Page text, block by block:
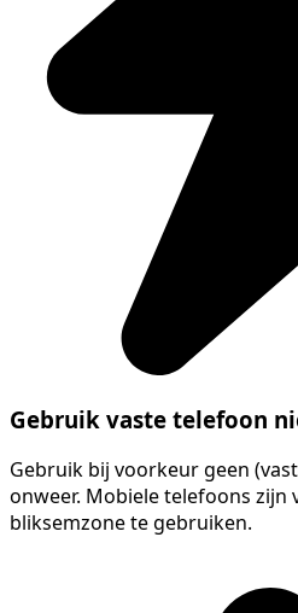
Gebruik vaste telefoon
Gebruik bij voorkeur geen
onweer. Mobiele telefoons zijn
bliksemzone te gebruiken.